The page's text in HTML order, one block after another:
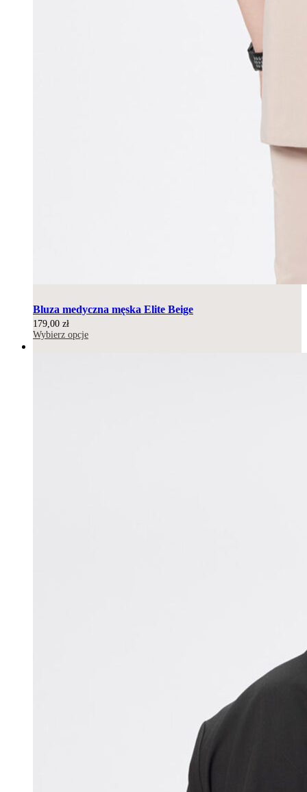
Bluza medyczna męska Elite Beige
179,00 zł
Wybierz opcje